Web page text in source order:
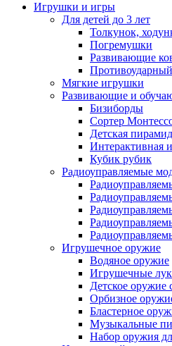
Игрушки и игры
Для детей до 3 лет
Толкунок,
Погремушки
Развивающие
Мягкие игрушки
Развивающие и
Бизиборды
Сортер
Детская
Интерактивная
Кубик рубик
Радиоуправляемые
Игрушечное оружие
Водяное оружие
Игрушечные
Детское оружие
Орбизное
Бластерное
Музыкальные
Набор оружия